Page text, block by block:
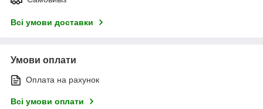
Всі умови доставки
Умови оплати
Оплата на рахунок
Всі умови оплати